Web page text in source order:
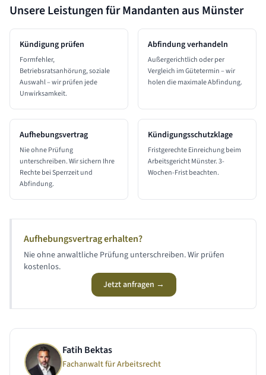
Unsere Leistungen für Mandanten aus Münster
Kündigung prüfen
Formfehler,
Betriebsratsanhörung, soziale
Auswahl – wir prüfen jede
Unwirksamkeit.
Abfindung verhandeln
Außergerichtlich oder per
Vergleich im Gütetermin – wir
holen die maximale Abfindung.
Aufhebungsvertrag
Nie ohne Prüfung
unterschreiben. Wir sichern Ihre
Rechte bei Sperrzeit und
Abfindung.
Kündigungsschutzklage
Fristgerechte Einreichung beim
Arbeitsgericht Münster. 3-
Wochen-Frist beachten.
Aufhebungsvertrag erhalten?
Nie ohne anwaltliche Prüfung unterschreiben. Wir prüfen
kostenlos.
Jetzt anfragen →
Fatih Bektas
Fachanwalt für Arbeitsrecht